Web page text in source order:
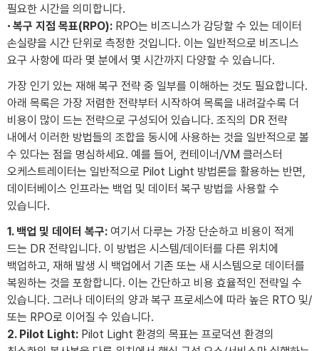
필요한 시간을 의미합니다.
· 복구 지점 목표(RPO): RPO는 비즈니스가 감당할 수 있는 데이터
손실량을 시간 단위로 측정한 것입니다. 이는 일반적으로 비즈니스
요구 사항에 따라 몇 분에서 몇 시간까지 다양할 수 있습니다.
가장 인기 있는 재해 복구 전략 중 일부를 이해하는 것도 필요합니다.
아래 목록은 가장 저렴한 전략부터 시작하여 목록을 내려갈수록 더
비용이 많이 드는 전략으로 구성되어 있습니다. 조직의 DR 전략
내에서 이러한 방법들의 조합을 동시에 사용하는 것을 일반적으로 볼
수 있다는 점을 명심하세요. 예를 들어, 컨테이너/VM 클러스터
오케스트레이터는 일반적으로 Pilot Light 방법론을 활용하는 반면,
데이터베이스 인프라는 백업 및 데이터 복구 방법을 사용할 수
있습니다.
1. 백업 및 데이터 복구: 여기서 다루는 가장 단순하고 비용이 적게
드는 DR 전략입니다. 이 방법은 시스템/데이터를 다른 위치에
백업하고, 재해 발생 시 백업에서 기존 또는 새 시스템으로 데이터를
복원하는 것을 포함합니다. 이는 간단하고 비용 효율적인 전략일 수
있습니다. 그러나 데이터의 양과 복구 프로세스에 따라 높은 RTO 및/
또는 RPO로 이어질 수 있습니다.
2. Pilot Light: Pilot Light 환경의 목표는 프로덕션 환경의